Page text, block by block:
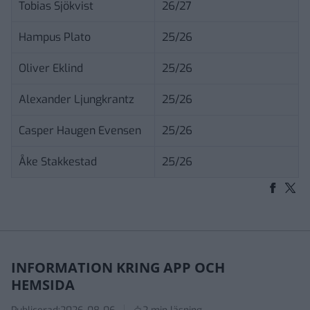
Tobias Sjökvist 26/27
Hampus Plato 25/26
Oliver Eklind 25/26
Alexander Ljungkrantz 25/26
Casper Haugen Evensen 25/26
Åke Stakkestad 25/26
INFORMATION KRING APP OCH
HEMSIDA